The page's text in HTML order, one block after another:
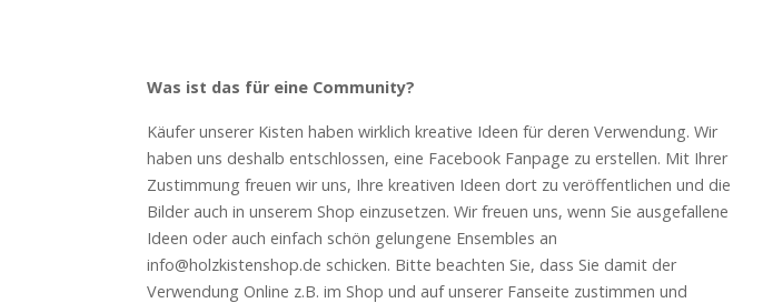
Was ist das für eine Community?
Käufer unserer Kisten haben wirklich kreative Ideen für deren Verwendung. Wir
haben uns deshalb entschlossen, eine Facebook Fanpage zu erstellen. Mit Ihrer
Zustimmung freuen wir uns, Ihre kreativen Ideen dort zu veröffentlichen und die
Bilder auch in unserem Shop einzusetzen. Wir freuen uns, wenn Sie ausgefallene
Ideen oder auch einfach schön gelungene Ensembles an
info@holzkistenshop.de schicken. Bitte beachten Sie, dass Sie damit der
Verwendung Online z.B. im Shop und auf unserer Fanseite zustimmen und